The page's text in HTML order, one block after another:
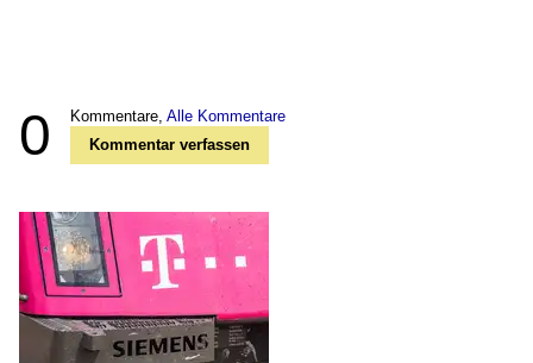
0 Kommentare, Alle Kommentare
Kommentar verfassen